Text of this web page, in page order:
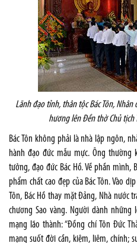
Lãnh đạo tỉnh, thân tộc Bác Tôn,
hương lên Đền thờ Chủ tịch
Bác Tôn không phải là nhà lập ngôn,
hành đạo đức mẫu mực. Ông
tưởng, đạo đức Bác Hồ. Về phần
phẩm chất cao đẹp của Bác Tôn. Vào
Tôn, Bác Hồ thay mặt Đảng, Nhà nước
chương Sao vàng. Người dành
mạng lão thành: “Đồng chí Tôn Đức
mạng suốt đời cần, kiệm, liêm, chính;